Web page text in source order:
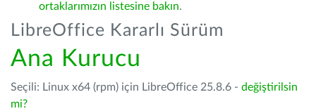
ortaklarımızın listesine bakın.
LibreOffice Kararlı Sürüm
Ana Kurucu
Seçili: Linux x64 (rpm) için LibreOffice 25.8.6 - değiştirilsin
mi?